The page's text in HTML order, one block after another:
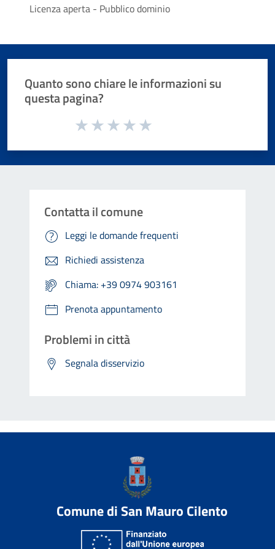
Licenza aperta - Pubblico dominio
Quanto sono chiare le informazioni su
questa pagina?
Valuta da 1 a 5 stelle la pagina
Contatta il comune
Leggi le domande frequenti
Richiedi assistenza
Chiama: +39 0974 903161
Prenota appuntamento
Problemi in città
Segnala disservizio
Comune di San Mauro Cilento